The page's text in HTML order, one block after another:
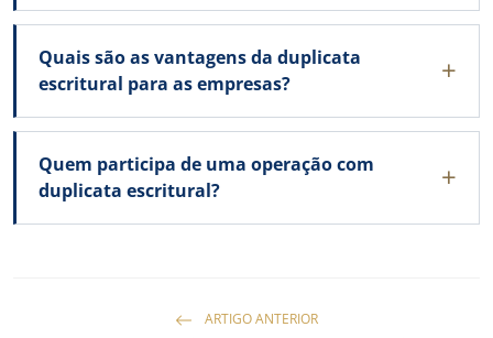
Quais são as vantagens da duplicata
escritural para as empresas?
Quem participa de uma operação com
duplicata escritural?
ARTIGO ANTERIOR